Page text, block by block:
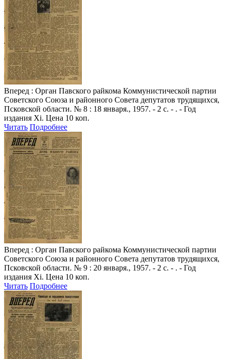
Вперед : Орган Павского райкома Коммунистической партии
Советского Союза и районного Совета депутатов трудящихся,
Псковской области. № 8 : 18 января., 1957. - 2 с. - . - Год
издания Xi. Цена 10 коп.
Читать Подробнее
Вперед : Орган Павского райкома Коммунистической партии
Советского Союза и районного Совета депутатов трудящихся,
Псковской области. № 9 : 20 января., 1957. - 2 с. - . - Год
издания Xi. Цена 10 коп.
Читать Подробнее